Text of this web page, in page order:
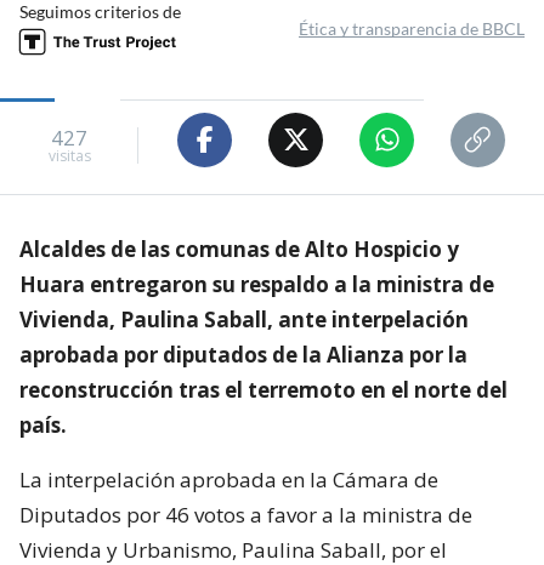
Seguimos criterios de
Ética y transparencia de BBCL
427
visitas
Alcaldes de las comunas de Alto Hospicio y
Huara entregaron su respaldo a la ministra de
Vivienda, Paulina Saball, ante interpelación
aprobada por diputados de la Alianza por la
reconstrucción tras el terremoto en el norte del
país.
La interpelación aprobada en la Cámara de
Diputados por 46 votos a favor a la ministra de
Vivienda y Urbanismo, Paulina Saball, por el